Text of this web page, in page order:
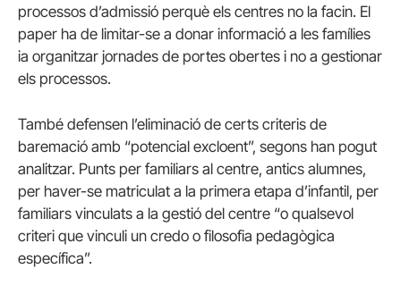
processos d’admissió perquè els centres no la facin. El
paper ha de limitar-se a donar informació a les famílies
ia organitzar jornades de portes obertes i no a gestionar
els processos.
També defensen l’eliminació de certs criteris de
baremació amb “potencial excloent”, segons han pogut
analitzar. Punts per familiars al centre, antics alumnes,
per haver-se matriculat a la primera etapa d’infantil, per
familiars vinculats a la gestió del centre “o qualsevol
criteri que vinculi un credo o filosofia pedagògica
específica”.